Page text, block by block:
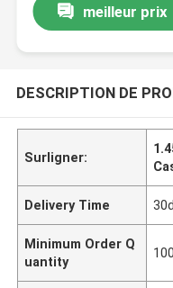
meilleur prix
DESCRIPTION DE
Surligner:
Delivery Time
Minimum Order Q
uantity